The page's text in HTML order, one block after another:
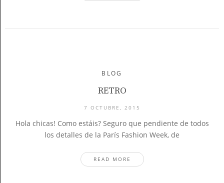
BLOG
RETRO
7 OCTUBRE, 2015
Hola chicas! Como estáis? Seguro que pendiente de todos
los detalles de la París Fashion Week, de
READ MORE